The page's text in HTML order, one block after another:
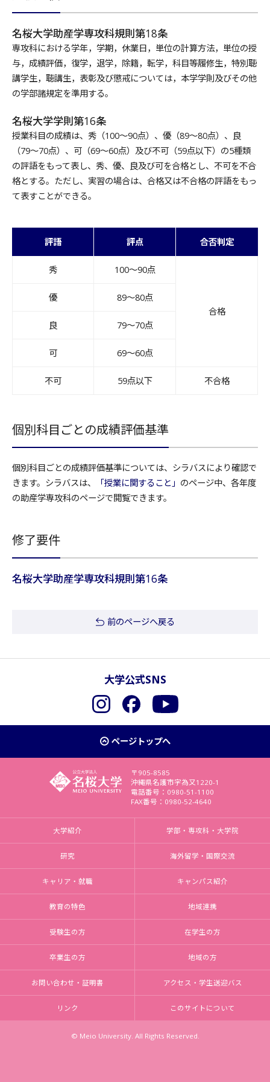
名桜大学助産学専攻科規則第18条
専攻科における学年，学期，休業日，単位の計算方法，単位の授
与，成績評価，復学，退学，除籍，転学，科目等履修生，特別聴
講学生，聴講生，表彰及び懲戒については，本学学則及びその他
の学部諸規定を準用する。
名桜大学学則第16条
授業科目の成績は、秀（100～90点）、優（89～80点）、良
（79～70点）、可（69～60点）及び不可（59点以下）の5種類
の評語をもって表し、秀、優、良及び可を合格とし、不可を不合
格とする。ただし、実習の場合は、合格又は不合格の評語をもっ
て表すことができる。
評語 評点 合否判定
秀 100〜90点
合格
優 89〜80点
良 79〜70点
可 69〜60点
不可 59点以下 不合格
個別科目ごとの成績評価基準
個別科目ごとの成績評価基準については、シラバスにより確認で
きます。シラバスは、
「授業に関すること」 のページ中、各年度
の助産学専攻科のページで閲覧できます。
修了要件
名桜大学助産学専攻科規則第16条
前のページへ戻る
大学公式SNS
InstagramFacebookYouTube
ページトップへ
〒905-8585
沖縄県名護市字為又1220-1
電話番号：0980-51-1100
FAX番号：0980-52-4640
大学紹介 学部・専攻科・大学院
研究 海外留学・国際交流
キャリア・就職 キャンパス紹介
教育の特色 地域連携
受験生の方 在学生の方
卒業生の方 地域の方
お問い合わせ・証明書 アクセス・学生送迎バス
リンク このサイトについて
© Meio University. All Rights Reserved.